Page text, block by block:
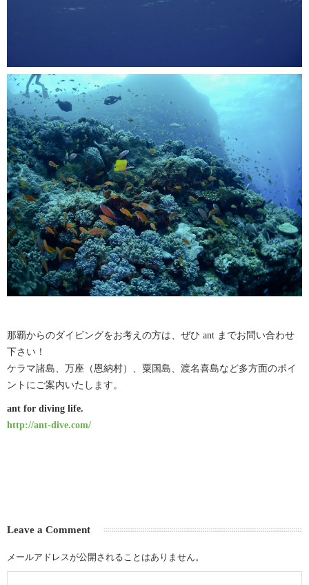
那覇からのダイビングをお考えの方は、ぜひ ant までお問い合わせ
下さい！
ケラマ諸島、万座（恩納村）、粟国島、渡名喜島など多方面のポイ
ントにご案内いたします。
ant for diving life.
http://ant-dive.com/
Leave a Comment
メールアドレスが公開されることはありません。